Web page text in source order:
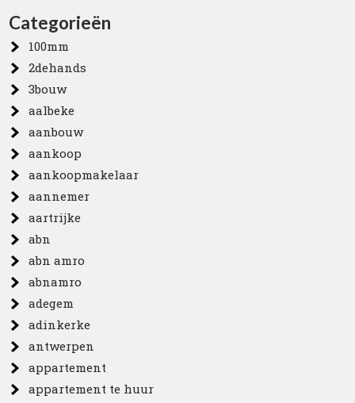
Categorieën
100mm
2dehands
3bouw
aalbeke
aanbouw
aankoop
aankoopmakelaar
aannemer
aartrijke
abn
abn amro
abnamro
adegem
adinkerke
antwerpen
appartement
appartement te huur